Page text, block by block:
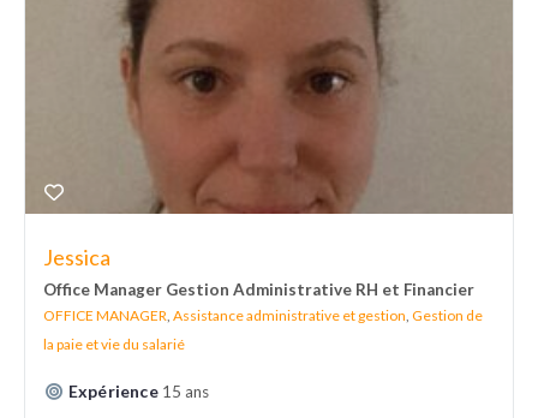
Jessica
Office Manager Gestion Administrative RH et Financier
OFFICE MANAGER Assistance administrative et gestion Gestion de
la paie et vie du salarié
Expérience 15 ans